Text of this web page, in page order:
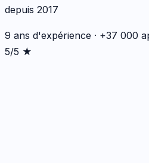
depuis 2017
9 ans d'expérience · +37 000
5/5 ★